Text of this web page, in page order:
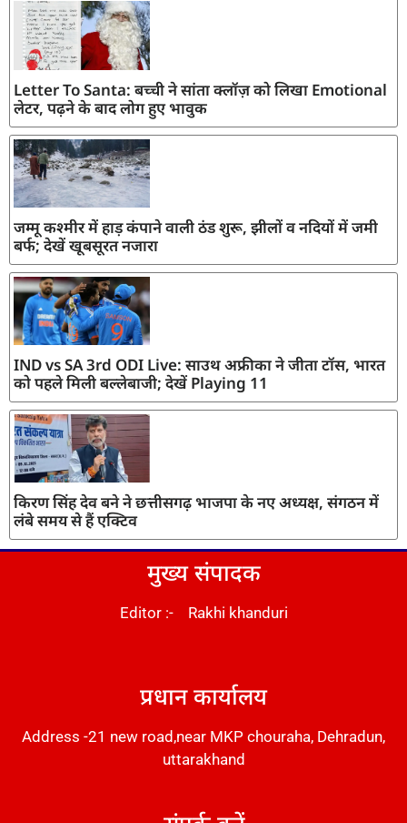
Letter To Santa: बच्ची ने सांता क्लॉज़ को लिखा Emotional
लेटर, पढ़ने के बाद लोग हुए भावुक
जम्मू कश्मीर में हाड़ कंपाने वाली ठंड शुरू, झीलों व नदियों में जमी
बर्फ; देखें खूबसूरत नजारा
IND vs SA 3rd ODI Live: साउथ अफ्रीका ने जीता टॉस, भारत
को पहले मिली बल्लेबाजी; देखें Playing 11
किरण सिंह देव बने ने छत्तीसगढ़ भाजपा के नए अध्यक्ष, संगठन में
लंबे समय से हैं एक्टिव
मुख्य संपादक
Editor :- Rakhi khanduri
प्रधान कार्यालय
Address -21 new road,near MKP chouraha, Dehradun,
uttarakhand